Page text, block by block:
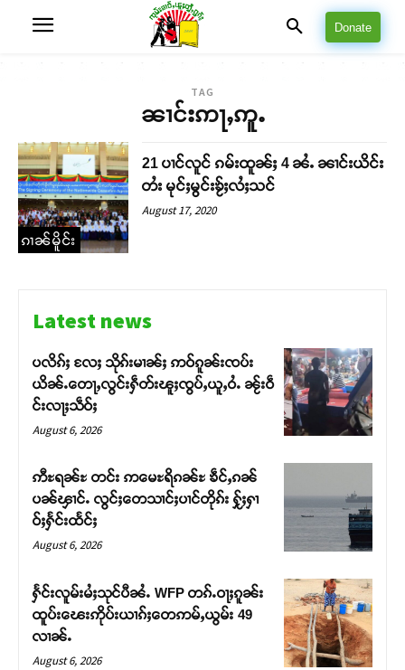
Donate
TAG
ၼၢင်းဢႃႇဢူႉ
ၵၢၼ်မိူင်း
21 ပၢင်လူင် ၵမ်းထူၼ်ႈ 4 ၼႆႉ ၼၢင်းယိင်း
တႆး မုင်ႈမွင်းၶႂ်ႈလႆႈသင်
August 17, 2020
Latest news
ပလိၵ်ႈ လႄႈ သိုၵ်းမၢၼ်ႈ ဢဝ်ၵူၼ်းၸပ်း
ယိၼ်ႉတေႃႇလွင်းႁဵတ်းၽူႈၸွပ်ႇယူႇဝႆႉ ၼႂ်းဝဵ
င်းလႃႈသဵဝ်ႈ
August 6, 2026
ဢီႊရၼ်ႊ တင်း ဢမေႊရိၵၼ်ႊ ၶဵင်ႇၵၼ်
ပၼ်ၾၢင်ႉ လွင်ႈတေသၢင်ႈပၢင်တိုၵ်း ႁႂ်ႈႁၢ
ဝ်ႈႁႅင်းထႅင်ႈ
August 6, 2026
ႁႅင်းလူမ်းမႆႈသုင်ပီၼႆႉ WFP တၵ်ႉဝႃႈၵူၼ်း
ထူပ်းၽေးဢိုပ်းယၢၵ်ႈတေဢမ်ႇယွမ်း 49
လၢၼ်ႉ
August 6, 2026